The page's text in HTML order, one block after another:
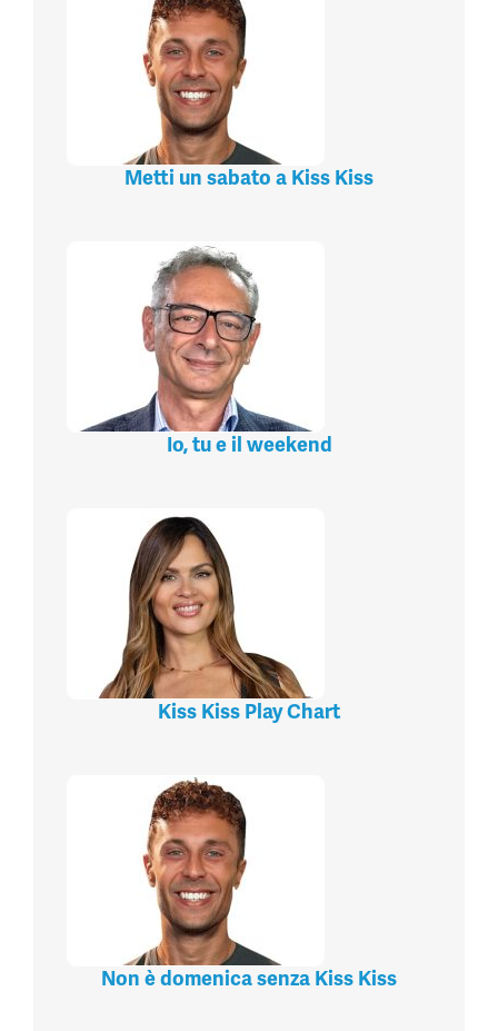
Metti un sabato a Kiss Kiss
Io, tu e il weekend
Kiss Kiss Play Chart
Non è domenica senza Kiss Kiss